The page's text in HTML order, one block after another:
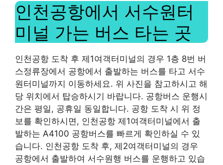
인천공항에서 서수원터
미널 가는 버스 타는 곳
인천공항 도착 후 제1여객터미널의 경우 1층 8번 버
스정류장에서 공항에서 출발하는 버스를 타고 서수
원터미널까지 이동하세요. 위 사진을 참고하시고 해
당 위치에서 탑승하시기 바랍니다. 공항버스 운행시
간은 평일, 공휴일 동일합니다. 공항 도착 시 위 정
보를 확인하시면, 인천공항 제1여객터미널에서 출
발하는 A4100 공항버스를 빠르게 확인하실 수 있
습니다. 인천공항 도착 후, 제2여객터미널의 경우
공항에서 출발하여 서수원행 버스를 운행하고 있습